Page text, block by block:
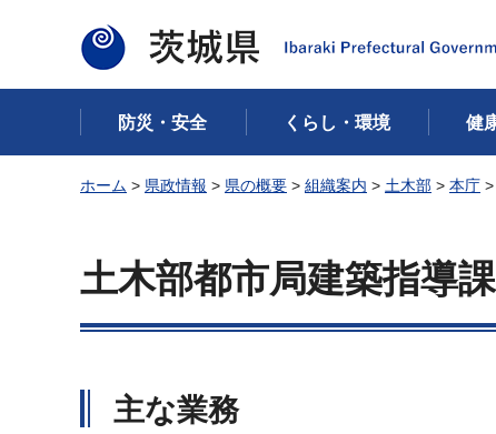
茨城県
防災・安全 くらし・環境 健
ホーム > 県政情報 > 県の概要 > 組織案内 > 土木部 > 本庁
土木部都市局建築指導
主な業務